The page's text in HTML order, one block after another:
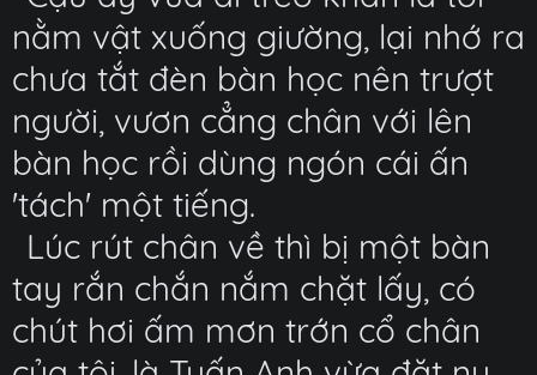
nằm vật xuống giường, lại nhớ ra
chưa tắt đèn bàn học nên trượt
người, vươn cẳng chân với lên
bàn học rồi dùng ngón cái ấn
'tách' một tiếng.
Lúc rút chân về thì bị một bàn
tay rắn chắn nắm chặt lấy, có
chút hơi ấm mơn trớn cổ chân